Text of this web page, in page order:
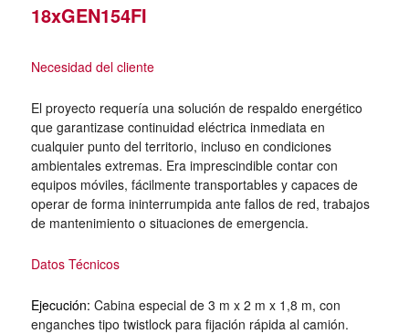
18xGEN154FI
Necesidad del cliente
El proyecto requería una solución de respaldo energético
que garantizase continuidad eléctrica inmediata en
cualquier punto del territorio, incluso en condiciones
ambientales extremas. Era imprescindible contar con
equipos móviles, fácilmente transportables y capaces de
operar de forma ininterrumpida ante fallos de red, trabajos
de mantenimiento o situaciones de emergencia.
Datos Técnicos
Ejecución: Cabina especial de 3 m x 2 m x 1,8 m, con
enganches tipo twistlock para fijación rápida al camión.